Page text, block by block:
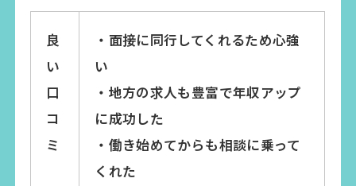
良
い
口
コ
ミ
・面接に同行してくれるため心強
い
・地方の求人も豊富で年収アップ
に成功した
・働き始めてからも相談に乗って
くれた